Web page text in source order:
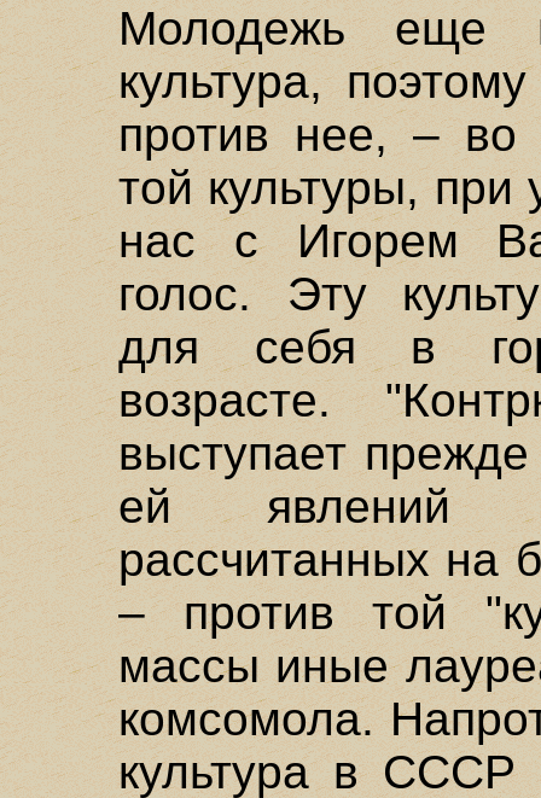
Молодежь еще
культура,
против нее, – во
той культуры, при
нас с Игорем
голос. Эту
для себя в
возрасте.
выступает
ей явлений
рассчитанных на
– против той
массы иные
комсомола.
культура в СССР